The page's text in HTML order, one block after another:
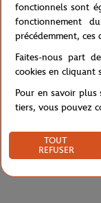
Livraison et
fonctionnels sont
fonctionnement
précédemment, ces
Faites-nous part
cookies en cliquant
Pour en savoir plus
tiers, vous pouvez
TOUT
REFUSER